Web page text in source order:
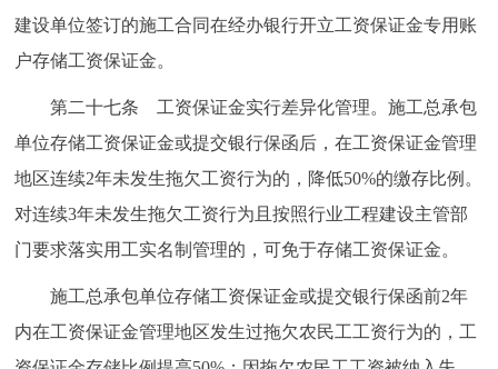
建设单位签订的施工合同在经办银行开立工资保证金专用账
户存储工资保证金。
第二十七条 工资保证金实行差异化管理。施工总承包
单位存储工资保证金或提交银行保函后，在工资保证金管理
地区连续2年未发生拖欠工资行为的，降低50%的缴存比例。
对连续3年未发生拖欠工资行为且按照行业工程建设主管部
门要求落实用工实名制管理的，可免于存储工资保证金。
施工总承包单位存储工资保证金或提交银行保函前2年
内在工资保证金管理地区发生过拖欠农民工工资行为的，工